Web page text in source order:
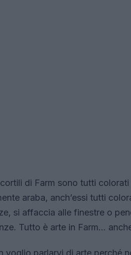
di Farm sono tutti
araba, anch’essi tutti
si affaccia alle finestre o
Tutto è arte in Farm…
voglio parlarvi di arte perché